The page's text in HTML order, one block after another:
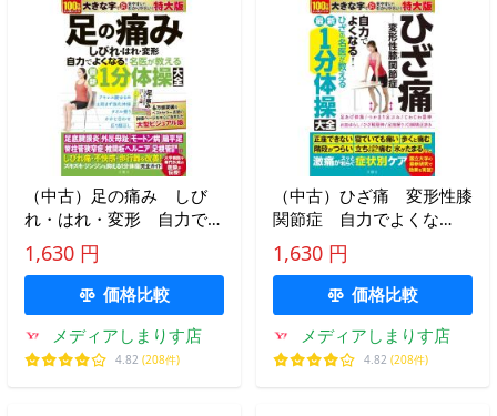
（中古）足の痛み しび
れ・はれ・変形 自力でよ
くなる！名医が教える最新
１分体操大全 特大版 田
中康仁? 熊井司? 金岡恒治
1,630 円
価格比較
メディアしまりす店
4.82 (208件)
（中古）ひざ痛 変形性膝
関節症 自力でよくな
る！ ひざの名医が教える
最新１分体操大全 特大版
黒澤尚など4名
1,630 円
価格比較
メディアしまりす店
4.82 (208件)